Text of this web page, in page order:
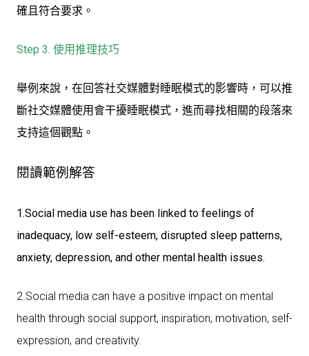
確且符合要求。
Step 3. 使用推理技巧
舉例來說，在回答社交媒體對睡眠模式的影響時，可以推
斷社交媒體使用會干擾睡眠模式，進而尋找相關的段落來
支持這個觀點。
閱讀範例解答
1.Social media use has been linked to feelings of
inadequacy, low self-esteem, disrupted sleep patterns,
anxiety, depression, and other mental health issues.
2.Social media can have a positive impact on mental
health through social support, inspiration, motivation, self-
expression, and creativity.